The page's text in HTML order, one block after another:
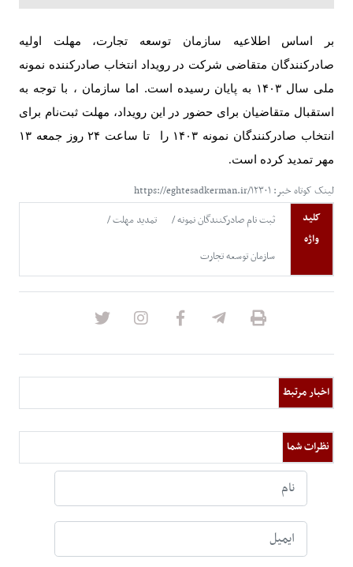
بر اساس اطلاعیه سازمان توسعه تجارت، مهلت اولیه
صادرکنندگان متقاضی شرکت در رویداد انتخاب صادرکننده نمونه
ملی سال۱۴۰۳ به پایان رسیده است. اما سازمان ، با توجه به
استقبال متقاضیان برای حضور در این رویداد، مهلت ثبت‌نام برای
انتخاب صادرکنندگان نمونه۱۴۰۳ را تا ساعت ۲۴ روز جمعه۱۳
مهر تمدید کرده است.
لینک کوتاه خبر: https://eghtesadkerman.ir/۱۲۳۰۱
کلید
واژه
ثبت نام صادرکنندگان نمونه تمدید مهلت
سازمان توسعه تجارت
اخبار مرتبط
نظرات شما